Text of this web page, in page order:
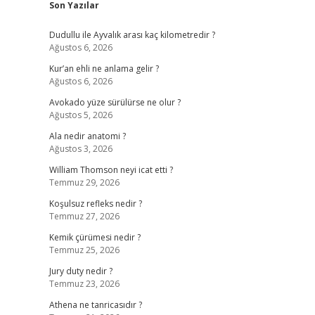
Son Yazılar
Dudullu ile Ayvalık arası kaç kilometredir ?
Ağustos 6, 2026
Kur’an ehli ne anlama gelir ?
Ağustos 6, 2026
Avokado yüze sürülürse ne olur ?
Ağustos 5, 2026
Ala nedir anatomi ?
Ağustos 3, 2026
William Thomson neyi icat etti ?
Temmuz 29, 2026
Koşulsuz refleks nedir ?
Temmuz 27, 2026
Kemik çürümesi nedir ?
Temmuz 25, 2026
Jury duty nedir ?
Temmuz 23, 2026
Athena ne tanricasıdır ?